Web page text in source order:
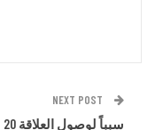
NEXT POST
20 سبباً لوصول العلاقة